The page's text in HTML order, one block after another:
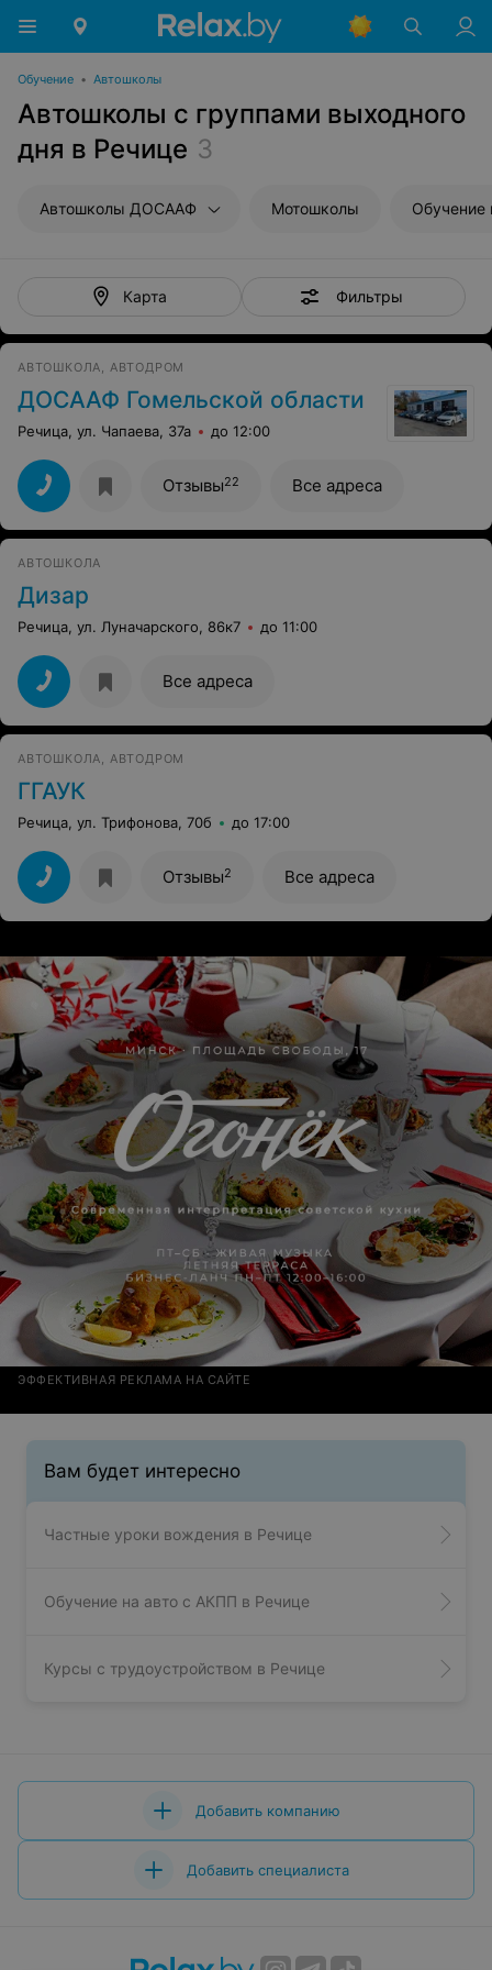
Обучение • Автошколы
Автошколы с группами выходного
дня в Речице 3
Автошколы ДОСААФ Мотошколы Обучение
Карта Фильтры
АВТОШКОЛА, АВТОДРОМ
ДОСААФ Гомельской области
Речица, ул. Чапаева, 37а до 12:00
Отзывы22 Все адреса
АВТОШКОЛА
Дизар
Речица, ул. Луначарского, 86к7 до 11:00
Все адреса
АВТОШКОЛА, АВТОДРОМ
ГГАУК
Речица, ул. Трифонова, 70б до 17:00
Отзывы2 Все адреса
ЭФФЕКТИВНАЯ РЕКЛАМА НА САЙТЕ
Вам будет интересно
Частные уроки вождения в Речице
Обучение на авто с АКПП в Речице
Курсы с трудоустройством в Речице
Добавить компанию
Добавить специалиста